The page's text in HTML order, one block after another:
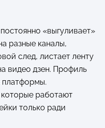
«выгуливает»
разные каналы,
след, листает ленту
видео дзен. Профиль
платформы.
работают
только ради